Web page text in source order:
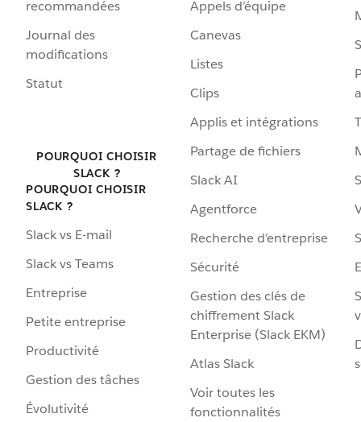
recommandées
Journal des
modifications
Statut
POURQUOI CHOISIR
SLACK ?
POURQUOI CHOISIR
SLACK ?
Slack vs E-mail
Slack vs Teams
Entreprise
Petite entreprise
Productivité
Gestion des tâches
Évolutivité
Appels d’équipe
Canevas
Listes
Clips
Applis et intégrations
Partage de fichiers
Slack AI
Agentforce
Recherche d’entreprise
Sécurité
Gestion des clés de
chiffrement Slack
Enterprise (Slack EKM)
Atlas Slack
Voir toutes les
fonctionnalités